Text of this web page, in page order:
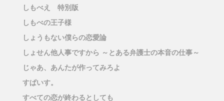
しもべえ 特別版
しもべの王子様
しょうもない僕らの恋愛論
しょせん他人事ですから ～とある弁護士の本音の仕事～
じゃあ、あんたが作ってみろよ
すぱいす。
すべての恋が終わるとしても